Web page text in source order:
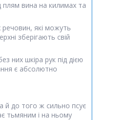
плям вина на килимах та
речовин, які можуть
зберігають свій
них шкіра рук під дією
є абсолютно
й до того ж сильно псує
тьмяним і на ньому